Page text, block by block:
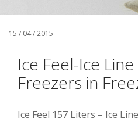
15 / 04 / 2015
Ice Feel-Ice
Freezers in
Ice Feel 157 Liters – Ice